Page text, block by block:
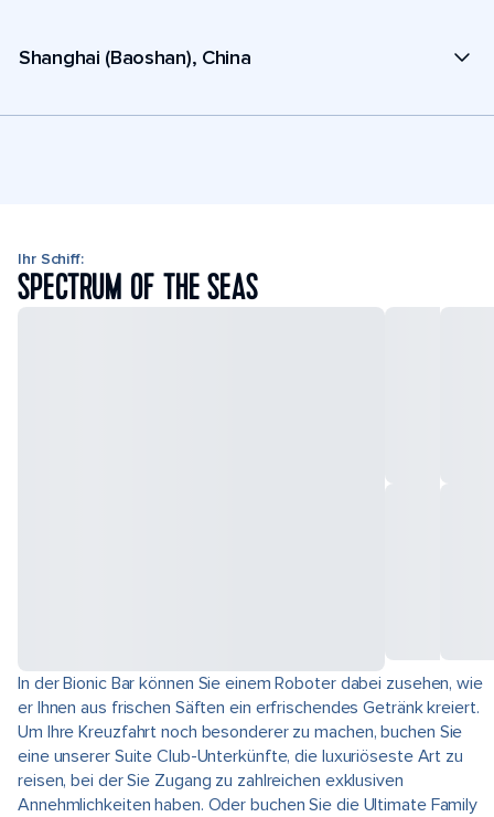
Shanghai (Baoshan), China
Ihr Schiff:
SPECTRUM OF THE SEAS
In der Bionic Bar können Sie einem Roboter dabei zusehen, wie
er Ihnen aus frischen Säften ein erfrischendes Getränk kreiert.
Um Ihre Kreuzfahrt noch besonderer zu machen, buchen Sie
eine unserer Suite Club-Unterkünfte, die luxuriöseste Art zu
reisen, bei der Sie Zugang zu zahlreichen exklusiven
Annehmlichkeiten haben. Oder buchen Sie die Ultimate Family